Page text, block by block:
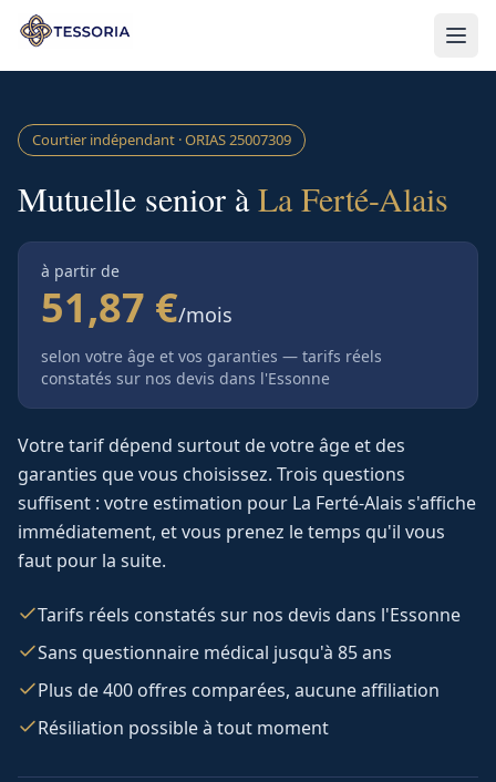
Aller au contenu principal
Courtier indépendant · ORIAS25007309
Mutuelle senior àLa Ferté-Alais
à partir de
51,87 €/mois
selon votre âge et vos garanties — tarifs réels
constatés sur nos devis dans l'Essonne
Votre tarif dépend surtout de votre âge et des
garanties que vous choisissez. Trois questions
suffisent : votre estimation pour La Ferté-Alais s'affiche
immédiatement, et vous prenez le temps qu'il vous
faut pour la suite.
Tarifs réels constatés sur nos devis dans l'Essonne
Sans questionnaire médical jusqu'à 85 ans
Plus de 400 offres comparées, aucune affiliation
Résiliation possible à tout moment